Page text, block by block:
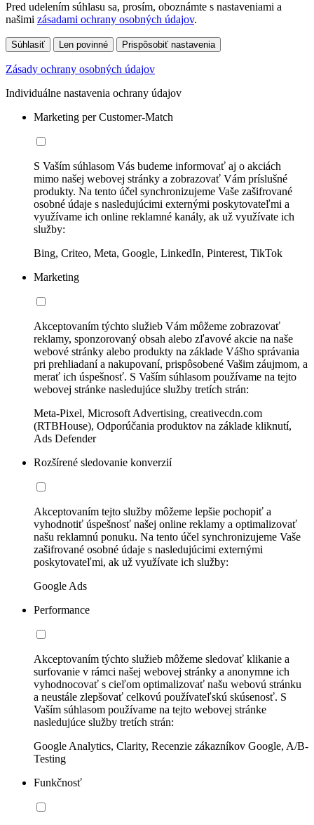
Pred udelením súhlasu sa, prosím, oboznámte s nastaveniami a
našimi zásadami ochrany osobných údajov.
Súhlasiť Len povinné Prispôsobiť nastavenia
Zásady ochrany osobných údajov
Individuálne nastavenia ochrany údajov
Marketing per Customer-Match
S Vaším súhlasom Vás budeme informovať aj o akciách
mimo našej webovej stránky a zobrazovať Vám príslušné
produkty. Na tento účel synchronizujeme Vaše zašifrované
osobné údaje s nasledujúcimi externými poskytovateľmi a
využívame ich online reklamné kanály, ak už využívate ich
služby:
Bing, Criteo, Meta, Google, LinkedIn, Pinterest, TikTok
Marketing
Akceptovaním týchto služieb Vám môžeme zobrazovať
reklamy, sponzorovaný obsah alebo zľavové akcie na naše
webové stránky alebo produkty na základe Vášho správania
pri prehliadaní a nakupovaní, prispôsobené Vašim záujmom, a
merať ich úspešnosť. S Vaším súhlasom používame na tejto
webovej stránke nasledujúce služby tretích strán:
Meta-Pixel, Microsoft Advertising, creativecdn.com
(RTBHouse), Odporúčania produktov na základe kliknutí,
Ads Defender
Rozšírené sledovanie konverzií
Akceptovaním tejto služby môžeme lepšie pochopiť a
vyhodnotiť úspešnosť našej online reklamy a optimalizovať
našu reklamnú ponuku. Na tento účel synchronizujeme Vaše
zašifrované osobné údaje s nasledujúcimi externými
poskytovateľmi, ak už využívate ich služby:
Google Ads
Performance
Akceptovaním týchto služieb môžeme sledovať klikanie a
surfovanie v rámci našej webovej stránky a anonymne ich
vyhodnocovať s cieľom optimalizovať našu webovú stránku
a neustále zlepšovať celkovú používateľskú skúsenosť. S
Vaším súhlasom používame na tejto webovej stránke
nasledujúce služby tretích strán:
Google Analytics, Clarity, Recenzie zákazníkov Google, A/B-
Testing
Funkčnosť